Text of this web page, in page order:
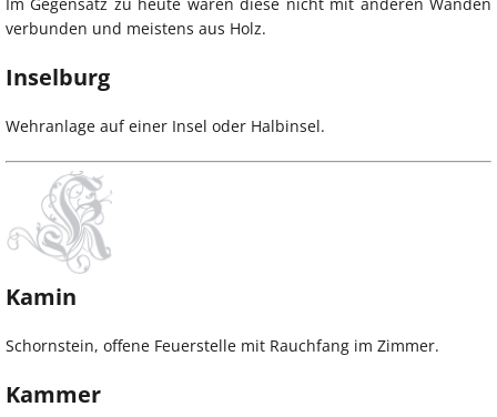
verbunden und meistens aus Holz.
Inselburg
Wehranlage auf einer Insel oder Halbinsel.
Kamin
Schornstein, offene Feuerstelle mit Rauchfang im Zimmer.
Kammer